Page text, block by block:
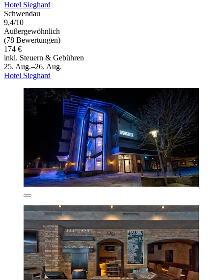
Hotel Sieghard
Schwendau
9,4/10
Außergewöhnlich
(78 Bewertungen)
174 €
inkl. Steuern & Gebühren
25. Aug.–26. Aug.
Hotel Sieghard